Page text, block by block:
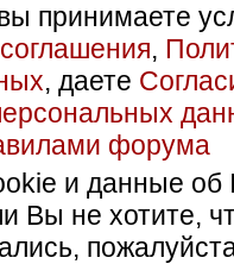
принимаете
,
, даете
форума
и данные об
Вы не хотите,